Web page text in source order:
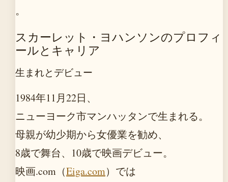
。
スカーレット・ヨハンソンのプロフィ
ールとキャリア
生まれとデビュー
1984年11月22日、
ニューヨーク市マンハッタンで生まれる。
母親が幼少期から女優業を勧め、
8歳で舞台、10歳で映画デビュー。
映画.com（Eiga.com）では